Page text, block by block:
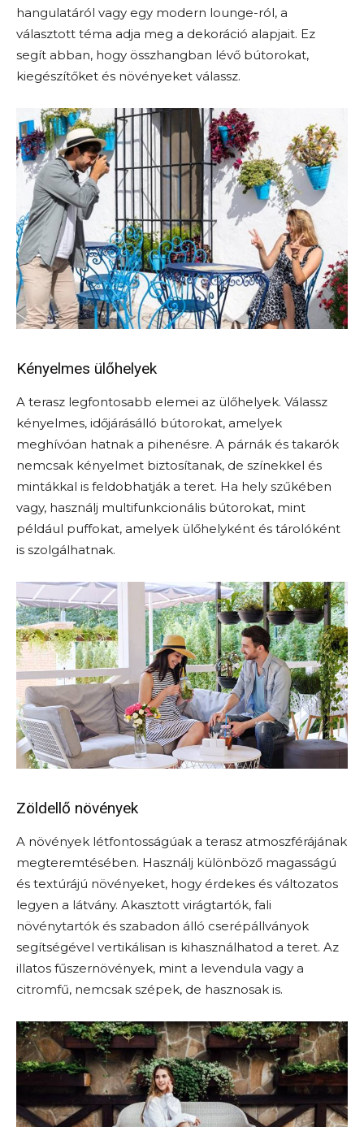
hangulatáról vagy egy modern lounge-ról, a
választott téma adja meg a dekoráció alapjait. Ez
segít abban, hogy összhangban lévő bútorokat,
kiegészítőket és növényeket válassz.
Kényelmes ülőhelyek
A terasz legfontosabb elemei az ülőhelyek. Válassz
kényelmes, időjárásálló bútorokat, amelyek
meghívóan hatnak a pihenésre. A párnák és takarók
nemcsak kényelmet biztosítanak, de színekkel és
mintákkal is feldobhatják a teret. Ha hely szűkében
vagy, használj multifunkcionális bútorokat, mint
például puffokat, amelyek ülőhelyként és tárolóként
is szolgálhatnak.
Zöldellő növények
A növények létfontosságúak a terasz atmoszférájának
megteremtésében. Használj különböző magasságú
és textúrájú növényeket, hogy érdekes és változatos
legyen a látvány. Akasztott virágtartók, fali
növénytartók és szabadon álló cserépállványok
segítségével vertikálisan is kihasználhatod a teret. Az
illatos fűszernövények, mint a levendula vagy a
citromfű, nemcsak szépek, de hasznosak is.